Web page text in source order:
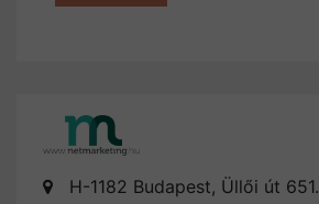
H-1182 Budapest, Üllői út 651.